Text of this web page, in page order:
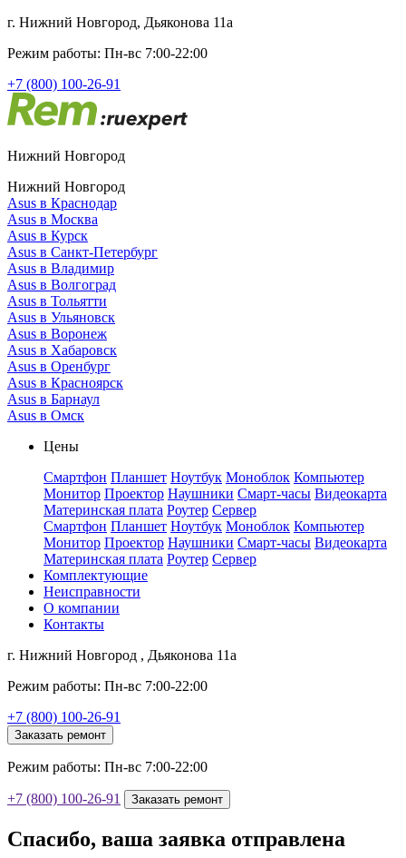
г. Нижний Новгород, Дьяконова 11а
Режим работы: Пн-вс 7:00-22:00
+7 (800) 100-26-91
Нижний Новгород
Нижний Новгород
Asus в Краснодар
Asus в Москва
Asus в Курск
Asus в Санкт-Петербург
Asus в Владимир
Asus в Волгоград
Asus в Тольятти
Asus в Ульяновск
Asus в Воронеж
Asus в Хабаровск
Asus в Оренбург
Asus в Красноярск
Asus в Барнаул
Asus в Омск
Цены
Смартфон Планшет Ноутбук Моноблок Компьютер
Монитор Проектор Наушники Смарт-часы Видеокарта
Материнская плата Роутер Сервер
Смартфон Планшет Ноутбук Моноблок Компьютер
Монитор Проектор Наушники Смарт-часы Видеокарта
Материнская плата Роутер Сервер
Комплектующие
Неисправности
О компании
Контакты
г. Нижний Новгород , Дьяконова 11а
Режим работы: Пн-вс 7:00-22:00
+7 (800) 100-26-91
Заказать ремонт
Режим работы: Пн-вс 7:00-22:00
+7 (800) 100-26-91 Заказать ремонт
Спасибо, ваша заявка отправлена